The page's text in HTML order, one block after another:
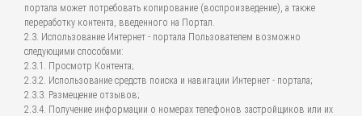
портала может потребовать копирование (воспроизведение), а также
переработку контента, введенного на Портал.
2.3. Использование Интернет - портала Пользователем возможно
следующими способами:
2.3.1. Просмотр Контента;
2.3.2. Использование средств поиска и навигации Интернет - портала;
2.3.3. Размещение отзывов;
2.3.4. Получение информации о номерах телефонов застройщиков или их